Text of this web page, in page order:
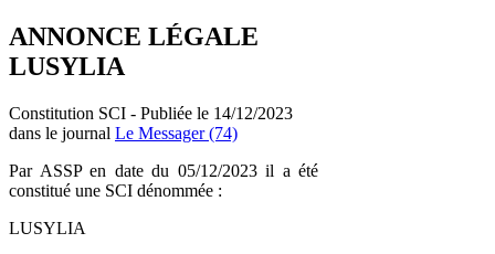
ANNONCE LÉGALE
LUSYLIA
Constitution SCI - Publiée le 14/12/2023
dans le journal Le Messager (74)
Par ASSP en date du 05/12/2023 il a été
constitué une SCI dénommée :
LUSYLIA